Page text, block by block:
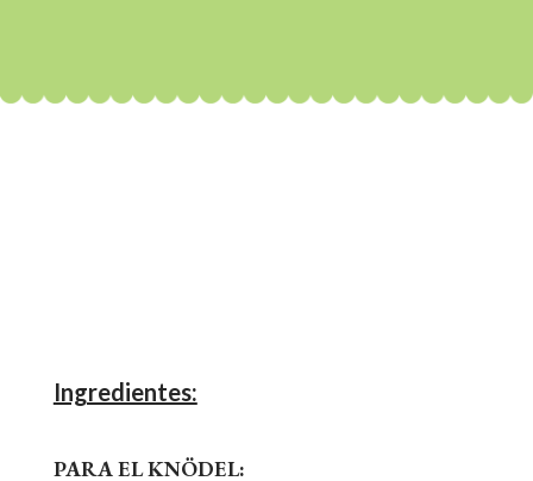
Ingredientes:
PARA EL KNÖDEL: